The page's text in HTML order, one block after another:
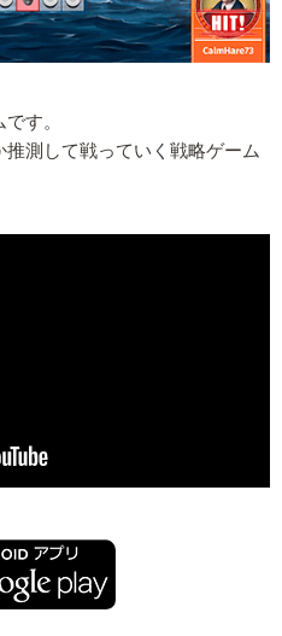
す。
測して戦っていく戦略ゲーム